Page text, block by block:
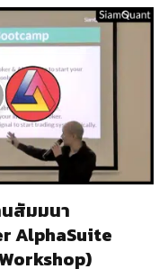
สัมมนา
AlphaSuite